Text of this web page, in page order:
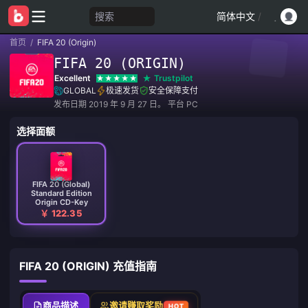
搜索 简体中文 /
首页 / FIFA 20 (Origin)
FIFA 20 (ORIGIN)
Excellent
Trustpilot
GLOBAL
极速发货
安全保障支付
发布日期 2019 年 9 月 27 日。 平台 PC
选择面额
FIFA 20 (Global)
Standard Edition
Origin CD-Key
￥ 122.35
FIFA 20 (ORIGIN) 充值指南
商品描述 邀请赚取奖励 HOT